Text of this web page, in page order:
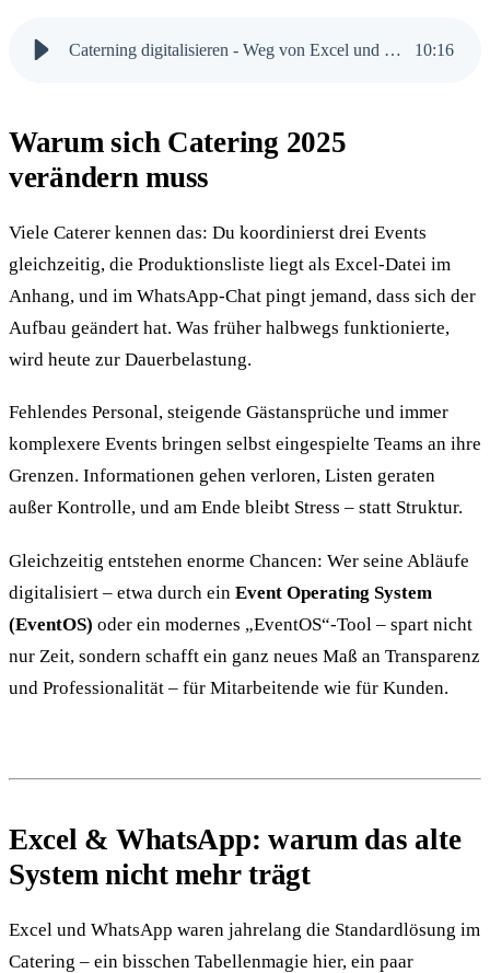
Caterning digitalisieren - Weg von Excel und WhatsApp 10:16
Warum sich Catering 2025
verändern muss
Viele Caterer kennen das: Du koordinierst drei Events
gleichzeitig, die Produktionsliste liegt als Excel-Datei im
Anhang, und im WhatsApp-Chat pingt jemand, dass sich der
Aufbau geändert hat. Was früher halbwegs funktionierte,
wird heute zur Dauerbelastung.
Fehlendes Personal, steigende Gäst­ansprüche und immer
komplexere Events bringen selbst eingespielte Teams an ihre
Grenzen. Informationen gehen verloren, Listen geraten
außer Kontrolle, und am Ende bleibt Stress – statt Struktur.
Gleichzeitig entstehen enorme Chancen: Wer seine Abläufe
digitalisiert – etwa durch ein Event Operating System
(EventOS) oder ein modernes „EventOS“-Tool – spart nicht
nur Zeit, sondern schafft ein ganz neues Maß an Transparenz
und Professionalität – für Mitarbeitende wie für Kunden.
Excel & WhatsApp: warum das alte
System nicht mehr trägt
Excel und WhatsApp waren jahrelang die Standardlösung im
Catering – ein bisschen Tabellenmagie hier, ein paar